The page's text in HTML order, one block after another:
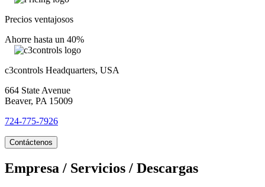
Precios ventajosos
Ahorre hasta un 40%
c3controls Headquarters, USA
664 State Avenue
Beaver, PA 15009
724-775-7926
Contáctenos
Empresa / Servicios / Descargas